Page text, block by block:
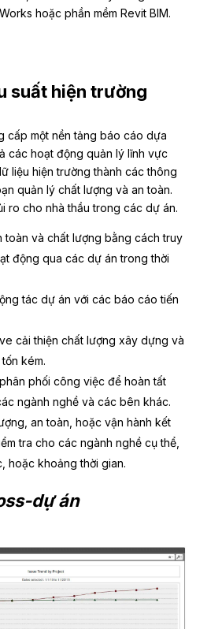
hoặc phần mềm Revit BIM.
suất hiện trường
cấp một nền tảng báo cáo dựa
các hoạt động quản lý lĩnh vực
liệu hiện trường thành các thông
quản lý chất lượng và an toàn.
ro cho nhà thầu trong các dự án.
toàn và chất lượng bằng cách truy
động qua các dự án trong thời
tác dự án với các báo cáo tiến
cải thiện chất lượng xây dựng và
kém.
phối công việc để hoàn tất
ngành nghề và các bên khác.
an toàn, hoặc vận hành kết
tra cho các ngành nghề cụ thể,
hoặc khoảng thời gian.
dự án